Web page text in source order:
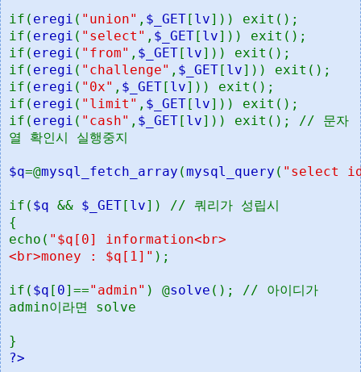
if( eregi ( "union" , $_GET[ lv])) exit();
if( eregi ( "select" , $_GET[ lv])) exit();
if( eregi ( "from" , $_GET[ lv])) exit();
if( eregi ( "challenge" , $_GET[ lv])) exit();
if( eregi ( "0x" , $_GET[ lv])) exit();
if( eregi ( "limit" , $_GET[ lv])) exit();
if( eregi ( "cash" , $_GET[ lv])) exit(); // 문자
열 확인시 실행중지
$q=@mysql_fetch_array (mysql_query ( "select
if( $q && $_GET[ lv]) // 쿼리가 성립시
{
echo( "$q[0] information<br>
<br>money : $q[1]" );
if( $q [ 0]=="admin" ) @solve (); // 아이디가
admin이라면 solve
}
?>